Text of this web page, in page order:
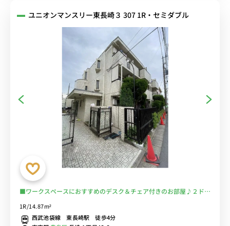
ユニオンマンスリー東長崎３ 307 1R・セミダブル
■ワークスペースにおすすめのデスク＆チェア付きのお部屋♪２ドア
袋・練馬まで数分でアクセス可能/駅前にスーパーやコンビニあり■
選べるWi-Fi格安レンタル中！
1R/14.87m²
西武池袋線 東長崎駅 徒歩4分